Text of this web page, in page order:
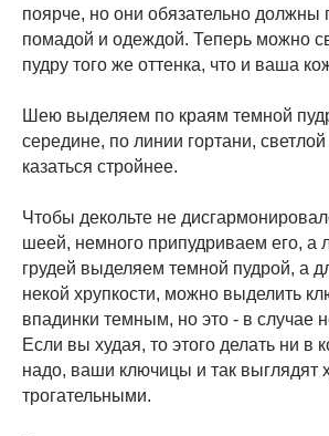
поярче, но они обязательно должны
помадой и одеждой. Теперь можно
пудру того же оттенка, что и ваша
Шею выделяем по краям темной
середине, по линии гортани, светлой
казаться стройнее.
Чтобы декольте не
шеей, немного припудриваем его, а
грудей выделяем темной пудрой, а
некой хрупкости, можно выделить
впадинки темным, но это - в случае
Если вы худая, то этого делать ни в
надо, ваши ключицы и так выглядят
трогательными.